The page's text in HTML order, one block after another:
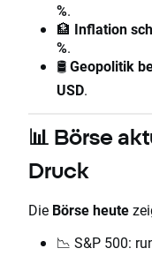
%.
🏦 Inflation
%.
🛢️Geopolitik
USD.
📊 Börse
Druck
Die Börse heute
📉 S&P 500: